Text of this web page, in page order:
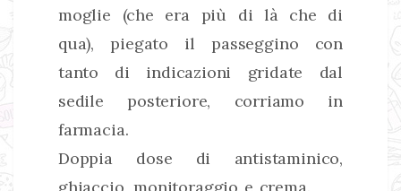
moglie (che era più di là che di
qua), piegato il passeggino con
tanto di indicazioni gridate dal
sedile posteriore, corriamo in
farmacia.
Doppia dose di antistaminico,
ghiaccio, monitoraggio e crema.